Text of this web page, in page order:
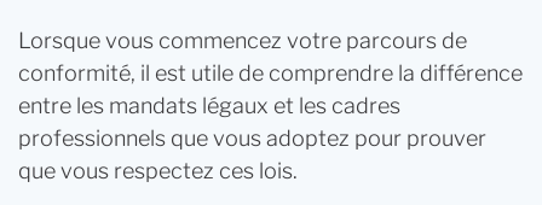
Lorsque vous commencez votre parcours de
conformité, il est utile de comprendre la différence
entre les mandats légaux et les cadres
professionnels que vous adoptez pour prouver
que vous respectez ces lois.